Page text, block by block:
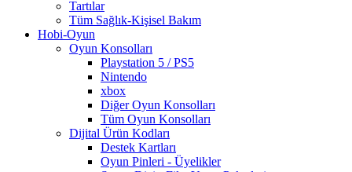
Tartılar
Tüm Sağlık-Kişisel Bakım
Hobi-Oyun
Oyun Konsolları
Playstation 5 / PS5
Nintendo
xbox
Diğer Oyun Konsolları
Tüm Oyun Konsolları
Dijital Ürün Kodları
Destek Kartları
Oyun Pinleri - Üyelikler